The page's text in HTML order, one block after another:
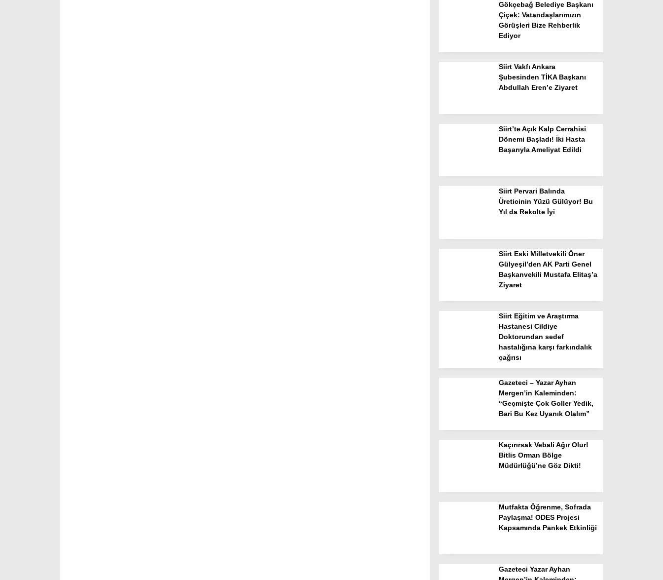
Gökçebağ Belediye Başkanı
Çiçek: Vatandaşlarımızın
Görüşleri Bize Rehberlik
Ediyor
Siirt Vakfı Ankara
Şubesinden TİKA Başkanı
Abdullah Eren’e Ziyaret
Siirt’te Açık Kalp Cerrahisi
Dönemi Başladı! İki Hasta
Başarıyla Ameliyat Edildi
Siirt Pervari Balında
Üreticinin Yüzü Gülüyor! Bu
Yıl da Rekolte İyi
Siirt Eski Milletvekili Öner
Gülyeşil’den AK Parti Genel
Başkanvekili Mustafa Elitaş’a
Ziyaret
Siirt Eğitim ve Araştırma
Hastanesi Cildiye
Doktorundan sedef
hastalığına karşı farkındalık
çağrısı
Gazeteci – Yazar Ayhan
Mergen’in Kaleminden:
“Geçmişte Çok Goller Yedik,
Bari Bu Kez Uyanık Olalım”
Kaçırırsak Vebali Ağır Olur!
Bitlis Orman Bölge
Müdürlüğü’ne Göz Dikti!
Mutfakta Öğrenme, Sofrada
Paylaşma! ODES Projesi
Kapsamında Pankek Etkinliği
Gazeteci Yazar Ayhan